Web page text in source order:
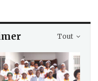
Tout